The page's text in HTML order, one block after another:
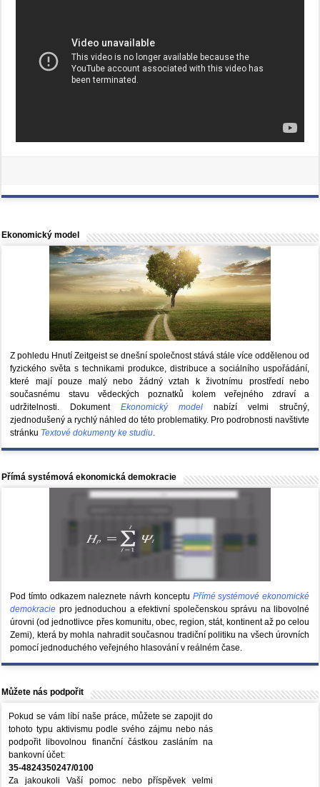
Ekonomický model
Z pohledu Hnutí Zeitgeist se dnešní společnost stává stále více oddělenou od
fyzického světa s technikami produkce, distribuce a sociálního uspořádání,
které mají pouze malý nebo žádný vztah k životnímu prostředí nebo
současnému stavu vědeckých poznatků kolem veřejného zdraví a
udržitelnosti. DokumentEkonomický model nabízí velmi stručný,
zjednodušený a rychlý náhled do této problematiky. Pro podrobnosti navštivte
stránku Textové dokumenty ke studiu.
Přímá systémová ekonomická demokracie
Pod tímto odkazem naleznete návrh konceptu Přímé systémové ekonomické
demokracie pro jednoduchou a efektivní společenskou správu na libovolné
úrovni (od jednotlivce přes komunitu, obec, region, stát, kontinent až po celou
Zemi), která by mohla nahradit současnou tradiční politiku na všech úrovních
pomocí jednoduchého veřejného hlasování v reálném čase.
Můžete nás podpořit
Pokud se vám líbí naše práce, můžete se zapojit do
tohoto typu aktivismu podle svého zájmu nebo nás
podpořit libovolnou finanční částkou zasláním na
bankovní účet:
35-4824350247/0100
Za jakoukoli Vaší pomoc nebo příspěvek velmi